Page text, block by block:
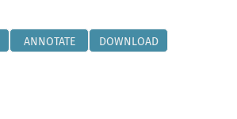
ANNOTATE DOWNLOAD